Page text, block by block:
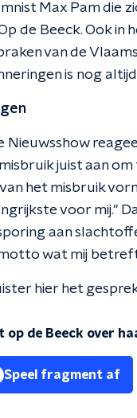
Max Pam die
de Beeck. Ook in
van de
is nog
Nieuwsshow
juist aan
het misbruik
voor mij."
aan
wat mij
hier het
op de Beeck over
Speel fragment af